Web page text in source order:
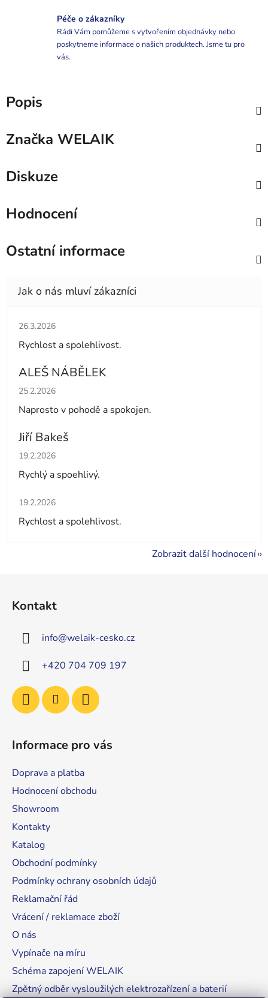
Péče o zákazníky
Rádi Vám pomůžeme s vytvořením objednávky nebo
poskytneme informace o našich produktech. Jsme tu pro
vás.
Popis
Značka WELAIK
Diskuze
Hodnocení
Ostatní informace
Hodnocení obchodu je 5 z 5 hvězdiček.
26.3.2026
Rychlost a spolehlivost.
ALEŠ NÁBĚLEK
Hodnocení obchodu je 5 z 5 hvězdiček.
25.2.2026
Naprosto v pohodě a spokojen.
Jiří Bakeš
Hodnocení obchodu je 5 z 5 hvězdiček.
19.2.2026
Rychlý a spoehlivý.
Hodnocení obchodu je 5 z 5 hvězdiček.
19.2.2026
Rychlost a spolehlivost.
Zobrazit další hodnocení
Kontakt
info@welaik-cesko.cz
+420 704 709 197
Informace pro vás
Doprava a platba
Hodnocení obchodu
Showroom
Kontakty
Katalog
Obchodní podmínky
Podmínky ochrany osobních údajů
Reklamační řád
Vrácení / reklamace zboží
O nás
Vypínače na míru
Schéma zapojení WELAIK
Zpětný odběr vysloužilých elektrozařízení a baterií